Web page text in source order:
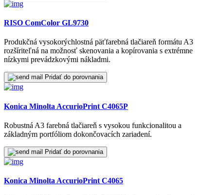
RISO ComColor GL9730
Produkčná vysokorýchlostná päťfarebná tlačiareň formátu A3
rozšíriteľná na možnosť skenovania a kopírovania s extrémne
nízkymi prevádzkovými nákladmi.
Pridať do porovnania
Konica Minolta AccurioPrint C4065P
Robustná A3 farebná tlačiareň s vysokou funkcionalitou a
základným portfóliom dokončovacích zariadení.
Pridať do porovnania
Konica Minolta AccurioPrint C4065